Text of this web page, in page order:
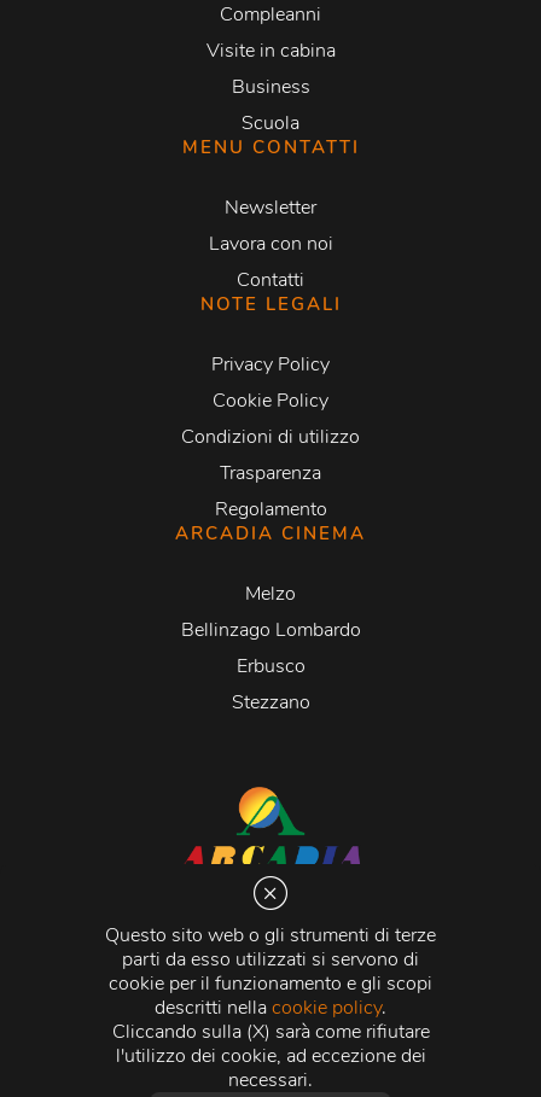
Questo sito web o gli strumenti di terze
parti da esso utilizzati si servono di
cookie per il funzionamento e gli scopi
descritti nellacookie policy.
Cliccando sulla (X) sarà come rifiutare
l'utilizzo dei cookie, ad eccezione dei
necessari.
Compleanni
Visite in cabina
Business
Scuola
MENU CONTATTI
Newsletter
Lavora con noi
Contatti
NOTE LEGALI
Privacy Policy
Cookie Policy
Condizioni di utilizzo
Trasparenza
Regolamento
ARCADIA CINEMA
Melzo
Bellinzago Lombardo
Erbusco
Stezzano
Via Martiri della Libertà 20066 Melzo (MI)
C.C.I.A.A. - R.E.A di Milano n. 1427910
Registro delle Imprese di Milano n. 338392 -
Fiscale e Partita Iva11015840157 | Capitale Sociale
500.000,00 i.v.
Credits:Crea Informatica S.r.l. 2026 © Tutti i diritti
riservati.